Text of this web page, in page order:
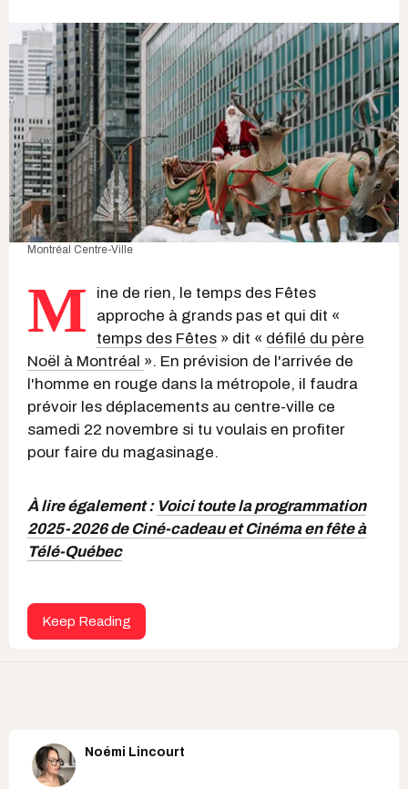
Montréal Centre-Ville
M
ine de rien, le temps des Fêtes
approche à grands pas et qui dit «
temps des Fêtes » dit « défilé du père
Noël à Montréal ». En prévision de l'arrivée de
l'homme en rouge dans la métropole, il faudra
prévoir les déplacements au centre-ville ce
samedi 22 novembre si tu voulais en profiter
pour faire du magasinage.
À lire également : Voici toute la programmation
2025-2026 de Ciné-cadeau et Cinéma en fête à
Télé-Québec
Keep Reading
Noémi Lincourt